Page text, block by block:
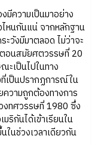
ความเป็นมาอย่าง
หนกันแน่ จากหลักฐาน
วังมีมาตลอด ไม่ว่าจะ
อนสมัยศตวรรษที่ 20
ะเป็นไปในทาง
เป็นปรากฏการณ์ใน
วามถูกต้องทางการ
งทศวรรษที่ 1980 ซึ่ง
ริกันได้เข้าเรียนใน
ในช่วงเวลาเดียวกัน